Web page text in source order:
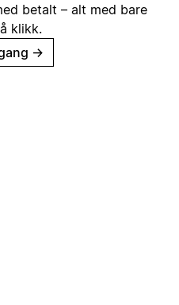
betalt – alt med bare
klikk.
→